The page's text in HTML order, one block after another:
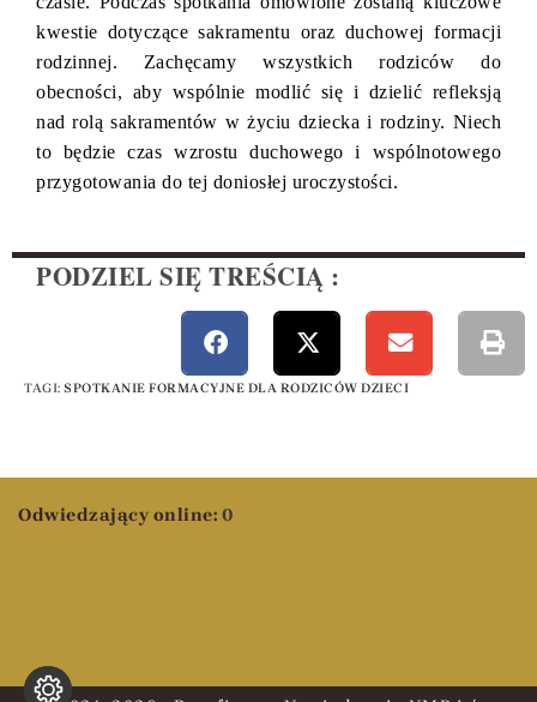
kwestie dotyczące sakramentu oraz duchowej formacji
rodzinnej. Zachęcamy wszystkich rodziców do
obecności, aby wspólnie modlić się i dzielić refleksją
nad rolą sakramentów w życiu dziecka i rodziny. Niech
to będzie czas wzrostu duchowego i wspólnotowego
przygotowania do tej doniosłej uroczystości.
PODZIEL SIĘ TREŚCIĄ :
TAGI: SPOTKANIE FORMACYJNE DLA RODZICÓW DZIECI
Odwiedzający online: 0